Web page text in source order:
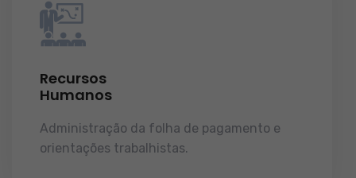
Recursos
Humanos
Administração da folha de pagamento e
orientações trabalhistas.